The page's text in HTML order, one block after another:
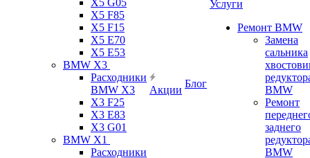
X5 G05
X5 F85
X5 F15
X5 E70
X5 E53
BMW X3
Расходники
BMW X3
X3 F25
X3 E83
X3 G01
BMW X1
Расходники
Акции
Блог
Услуги
Ремонт BMW
Замена
сальника
BMW
Ремонт
заднего
BMW